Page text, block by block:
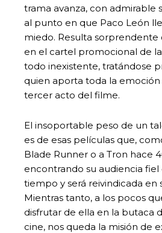
trama avanza, con admirable
al punto en que Paco León
miedo. Resulta sorprendente
en el cartel promocional de
todo inexistente, tratándose
quien aporta toda la
tercer acto del filme.
El insoportable peso de un
es de esas películas que,
Blade Runner o a Tron hace
encontrando su audiencia
tiempo y será reivindicada en
Mientras tanto, a los pocos
disfrutar de ella en la butaca
cine, nos queda la misión de